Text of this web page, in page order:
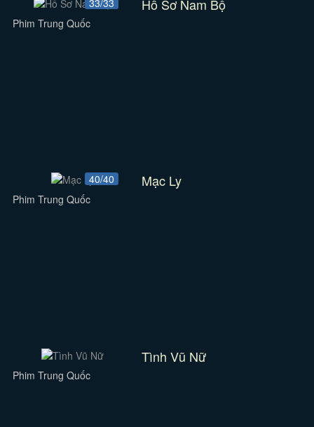
33/33 Hồ Sơ Nam Bộ
Phim Trung Quốc
40/40 Mạc Ly
Phim Trung Quốc
Tình Vũ Nữ
Phim Trung Quốc